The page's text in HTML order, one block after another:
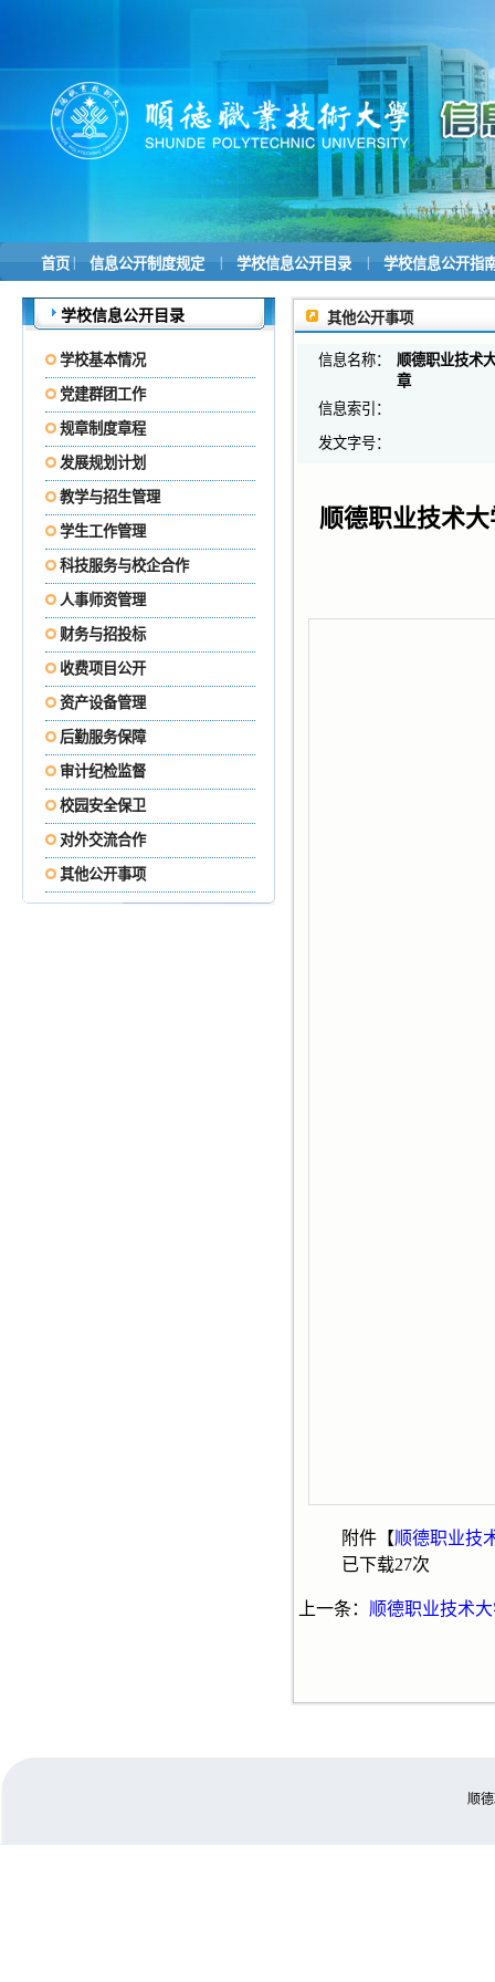
首页 信息公开制度规定 学校信息公开目录 学校信息公开指
学校信息公开目录
学校基本情况
党建群团工作
规章制度章程
发展规划计划
教学与招生管理
学生工作管理
科技服务与校企合作
人事师资管理
财务与招投标
收费项目公开
资产设备管理
后勤服务保障
审计纪检监督
校园安全保卫
对外交流合作
其他公开事项
其他公开事项
信息名称：
顺德职业技术
章
信息索引：
发文字号：
顺德职业技术
附件【顺德职业技
已下载27次
上一条： 顺德职业技术
顺